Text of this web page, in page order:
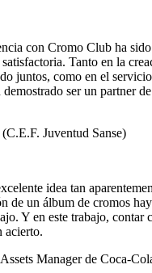
con Cromo Club ha sido
Tanto en la
juntos, como en el
ser un partner de
Juventud Sanse)
idea tan
de un álbum de cromos hay
Y en este trabajo, contar
acierto.
Manager de Coca-